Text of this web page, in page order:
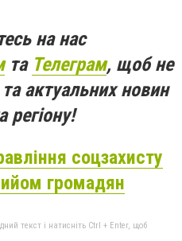
на нас
та Телеграм, щоб не
актуальних новин
регіону!
соцзахисту
громадян
текст і натисніть Ctrl + Enter, щоб